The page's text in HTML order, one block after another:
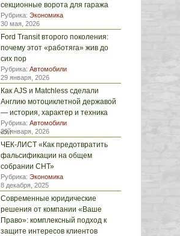
секционные ворота для гаража
Рубрика: Экономика
30 мая, 2026
Ford Transit второго поколения:
почему этот «работяга» жив до
сих пор
Рубрика: Автомобили
29 января, 2026
Как AJS и Matchless сделали
Англию мотоциклетной державой
— история, характер и техника
Рубрика: Автомобили
29 января, 2026
ЧЕК-ЛИСТ «Как предотвратить
фальсификации на общем
собрании СНТ»
Рубрика: Экономика
8 декабря, 2025
Современные юридические
решения от компании «Ваше
Право»: комплексный подход к
защите интересов клиентов